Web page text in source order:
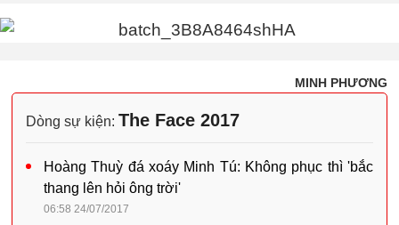
MINH PHƯƠNG
Dòng sự kiện: The Face 2017
Hoàng Thuỳ đá xoáy Minh Tú: Không phục thì 'bắc
thang lên hỏi ông trời'
06:58 24/07/2017